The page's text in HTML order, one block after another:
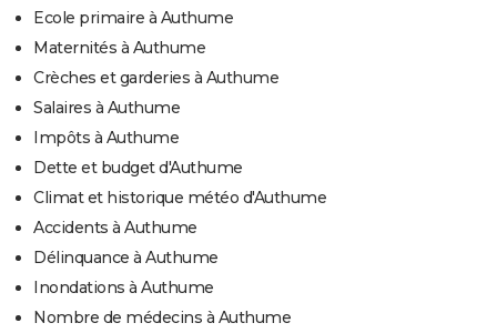
Ecole primaire à Authume
Maternités à Authume
Crèches et garderies à Authume
Salaires à Authume
Impôts à Authume
Dette et budget d'Authume
Climat et historique météo d'Authume
Accidents à Authume
Délinquance à Authume
Inondations à Authume
Nombre de médecins à Authume